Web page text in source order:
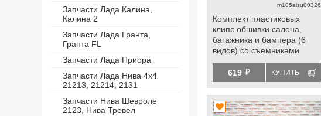
Запчасти Лада Калина,
Калина 2
Запчасти Лада Гранта,
Гранта FL
Запчасти Лада Приора
Запчасти Лада Нива 4х4
21213, 21214, 2131
Запчасти Нива Шевроле
2123, Нива Тревел
m105alsu00326
Комплект пластиковых
клипс обшивки салона,
багажника и бампера (6
видов) со съемниками
619 й КУПИТЬ